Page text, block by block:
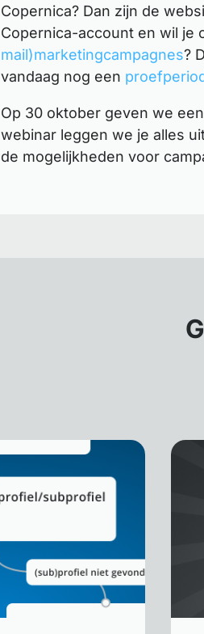
Copernica? Dan zijn de
Copernica-account en wil je
mail)marketingcampagnes?
vandaag nog een
Op 30 oktober geven we
webinar leggen we je alles
de mogelijkheden voor